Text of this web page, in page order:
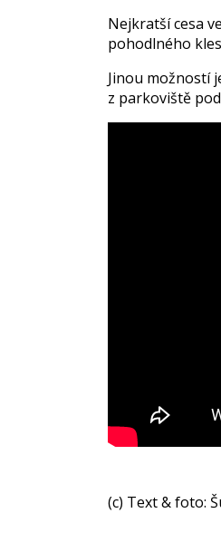
Nejkratší cesa
pohodlného
Jinou možností
z parkoviště
(c) Text & foto: